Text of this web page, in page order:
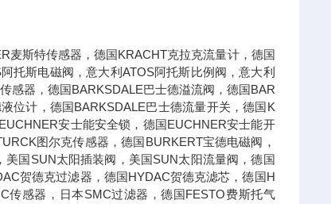
麦斯特传感器，德国KRACHT克拉克流量计，德国
托斯电磁阀，意大利ATOS阿托斯比例阀，意大利
感器，德国BARKSDALE巴士德溢流阀，德国BAR
位计，德国BARKSDALE巴士德流量开关，德国K
安士能安全锁，德国EUCHNER安士能开
图尔克传感器，德国BURKERT宝德电磁阀，
国SUN太阳插装阀，美国SUN太阳流量阀，德国
贺德克过滤器，德国HYDAC贺德克滤芯，德国H
传感器，日本SMC过滤器，德国FESTO费斯托气